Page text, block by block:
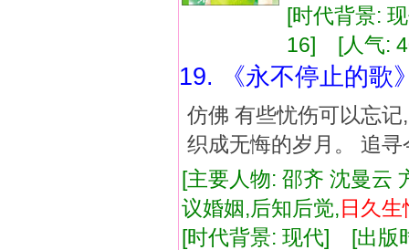
[时代背景:
16] [人气:
19. 《永不停止的歌
仿佛 有些忧伤可以忘
织成无悔的岁月。 追
[主要人物: 邵齐 沈曼
议婚姻,后知后觉,日久生
[时代背景: 现代] [出